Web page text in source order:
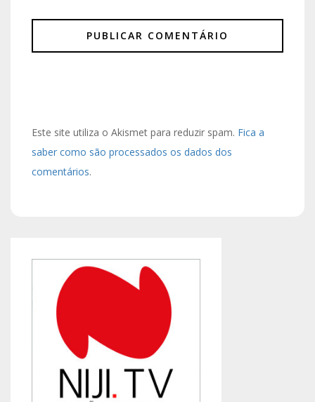
Este site utiliza o Akismet para reduzir spam. Fica a
saber como são processados os dados dos
comentários.